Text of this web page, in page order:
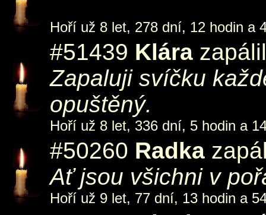
Hoří už 8 let, 278 dní, 12 hodin a
#51439 Klára
Zapaluji svíčku
opuštěný.
Hoří už 8 let, 336 dní, 5 hodin a
#50260 Radka
Ať jsou všichni v
Hoří už 9 let, 77 dní, 13 hodin a